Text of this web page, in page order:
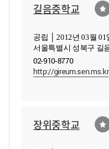
길음중학교
공립 │ 2012년 03월 01
서울특별시 성북구 길
02-910-8770
http://gireum.sen.ms.kr
장위중학교